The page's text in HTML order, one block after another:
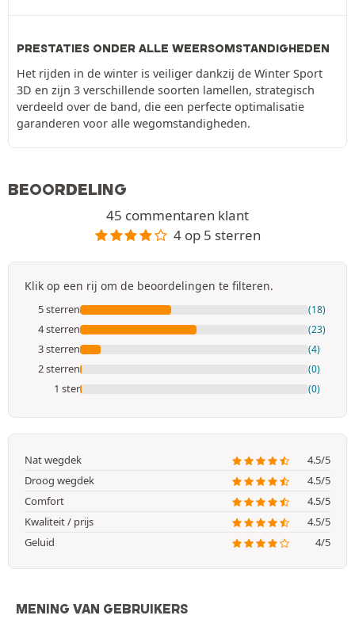
PRESTATIES ONDER ALLE WEERSOMSTANDIGHEDEN
Het rijden in de winter is veiliger dankzij de Winter Sport
3D en zijn 3 verschillende soorten lamellen, strategisch
verdeeld over de band, die een perfecte optimalisatie
garanderen voor alle wegomstandigheden.
BEOORDELING
45 commentaren klant
4 op 5 sterren
Klik op een rij om de beoordelingen te filteren.
5 sterren (18)
4 sterren (23)
3 sterren (4)
2 sterren (0)
1 ster (0)
Nat wegdek
4.5/5
Droog wegdek
4.5/5
Comfort
4.5/5
Kwaliteit / prijs
4.5/5
Geluid
4/5
MENING VAN GEBRUIKERS